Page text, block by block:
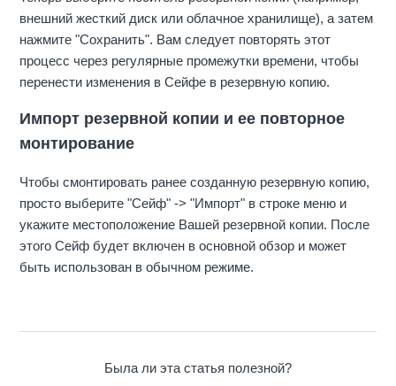
внешний жесткий диск или облачное хранилище), а затем
нажмите "Сохранить". Вам следует повторять этот
процесс через регулярные промежутки времени, чтобы
перенести изменения в Сейфе в резервную копию.
Импорт резервной копии и ее повторное
монтирование
Чтобы смонтировать ранее созданную резервную копию,
просто выберите "Сейф" -> "Импорт" в строке меню и
укажите местоположение Вашей резервной копии. После
этого Сейф будет включен в основной обзор и может
быть использован в обычном режиме.
Была ли эта статья полезной?